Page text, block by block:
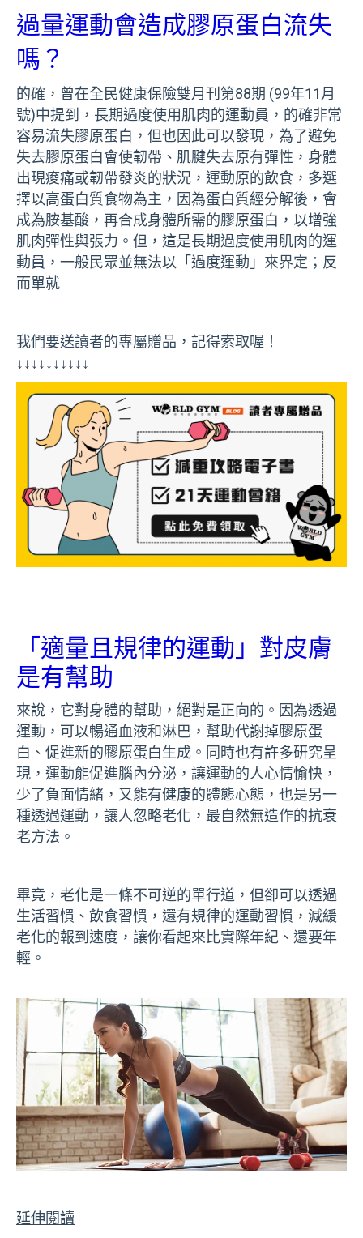
過量運動會造成膠原蛋白流失
嗎？
的確，曾在全民健康保險雙月刊第88期 (99年11月
號)中提到，長期過度使用肌肉的運動員，的確非常
容易流失膠原蛋白，但也因此可以發現，為了避免
失去膠原蛋白會使韌帶、肌腱失去原有彈性，身體
出現痠痛或韌帶發炎的狀況，運動原的飲食，多選
擇以高蛋白質食物為主，因為蛋白質經分解後，會
成為胺基酸，再合成身體所需的膠原蛋白，以增強
肌肉彈性與張力。但，這是長期過度使用肌肉的運
動員，一般民眾並無法以「過度運動」來界定；反
而單就
我們要送讀者的專屬贈品，記得索取喔！
↓↓↓↓↓↓↓↓↓↓
「適量且規律的運動」對皮膚
是有幫助
來說，它對身體的幫助，絕對是正向的。因為透過
運動，可以暢通血液和淋巴，幫助代謝掉膠原蛋
白、促進新的膠原蛋白生成。同時也有許多研究呈
現，運動能促進腦內分泌，讓運動的人心情愉快，
少了負面情緒，又能有健康的體態心態，也是另一
種透過運動，讓人忽略老化，最自然無造作的抗衰
老方法。
畢竟，老化是一條不可逆的單行道，但卻可以透過
生活習慣、飲食習慣，還有規律的運動習慣，減緩
老化的報到速度，讓你看起來比實際年紀、還要年
輕。
延伸閱讀